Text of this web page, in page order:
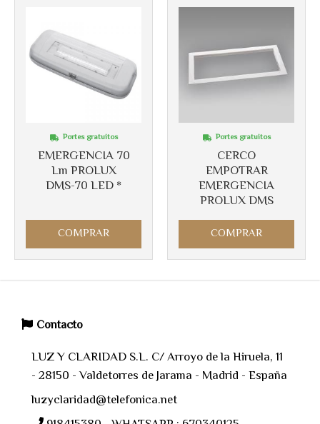
EMERGENCIA 70
Lm PROLUX
DMS-70 LED *
Portes gratuitos
COMPRAR
CERCO
EMPOTRAR
EMERGENCIA
PROLUX DMS
Portes gratuitos
COMPRAR
Contacto
LUZ Y CLARIDAD S.L. C/ Arroyo de la Hiruela, 11
- 28150 - Valdetorres de Jarama - Madrid - España
luzyclaridad@telefonica.net